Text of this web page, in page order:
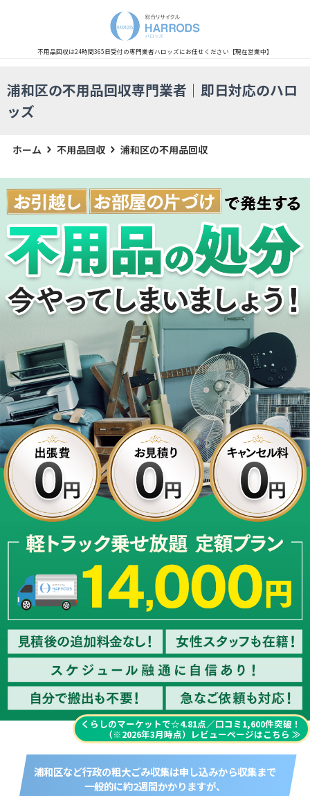
不用品回収は24時間365日受付の専門業者ハロッズにお任せください 【現在営業中】
浦和区の不用品回収専門業者｜即日対応のハロ
ッズ
ホーム 不用品回収 浦和区の不用品回収
くらしのマーケットで☆4.81点／口コミ1,600件突破！
（※2026年3月時点）レビューページはこちら
浦和区など行政の粗大ごみ収集は申し込みから収集まで
一般的に約2週間かかりますが、